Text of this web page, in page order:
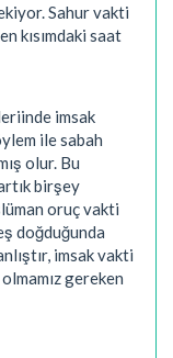
Sahur vakti
kısımdaki saat
imsak
ile sabah
olur. Bu
birşey
oruç vakti
doğduğunda
imsak vakti
gereken